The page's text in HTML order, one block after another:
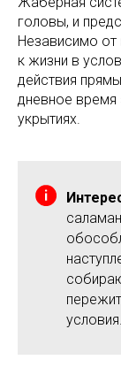
головы, и
Независимо от
к жизни в
действия
дневное время
укрытиях.
условия.